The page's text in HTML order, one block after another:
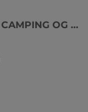
GROVEN CAMPING OG HYTTEGREND